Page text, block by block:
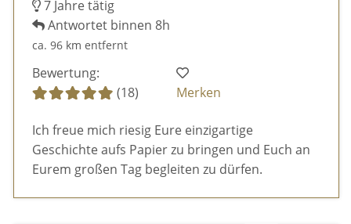
7 Jahre tätig
Antwortet binnen 8h
ca. 96 km entfernt
Bewertung:
(18)
Merken
Ich freue mich riesig Eure einzigartige
Geschichte aufs Papier zu bringen und Euch an
Eurem großen Tag begleiten zu dürfen.